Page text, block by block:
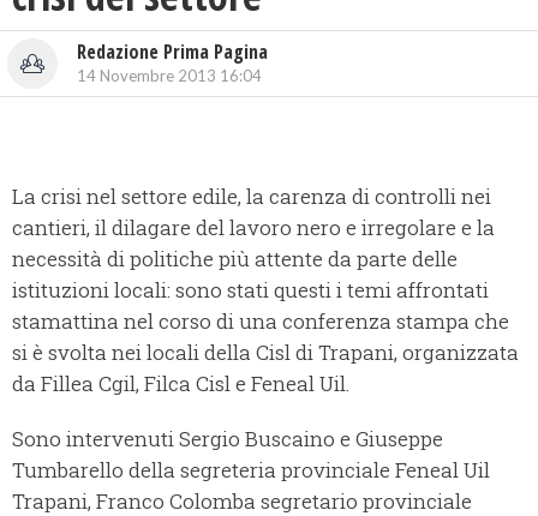
Redazione Prima Pagina
14 Novembre 2013 16:04
La crisi nel settore edile, la carenza di controlli nei
cantieri, il dilagare del lavoro nero e irregolare e la
necessità di politiche più attente da parte delle
istituzioni locali: sono stati questi i temi affrontati
stamattina nel corso di una conferenza stampa che
si è svolta nei locali della Cisl di Trapani, organizzata
da Fillea Cgil, Filca Cisl e Feneal Uil.
Sono intervenuti Sergio Buscaino e Giuseppe
Tumbarello della segreteria provinciale Feneal Uil
Trapani, Franco Colomba segretario provinciale